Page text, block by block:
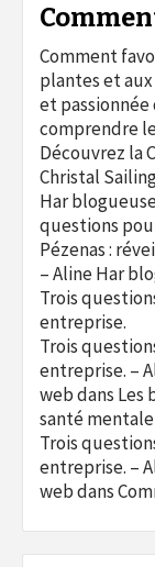
Comment
plantes et
et passionnée
comprendre
Découvrez la
Christal
Har
questions
Pézenas :
– Aline Har
Trois
entreprise.
Trois
entreprise. –
webdans Les
santé
Trois
entreprise. –
webdans